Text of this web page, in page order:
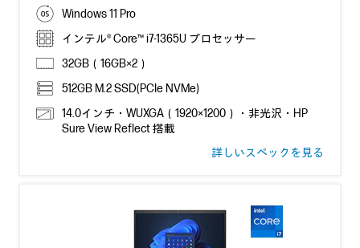
Windows 11 Pro
インテル® Core™ i7-1365U プロセッサー
32GB（16GB×2）
512GB M.2 SSD(PCIe NVMe)
14.0インチ・WUXGA（1920×1200）・非光沢・HP
Sure View Reflect 搭載
詳しいスペックを見る